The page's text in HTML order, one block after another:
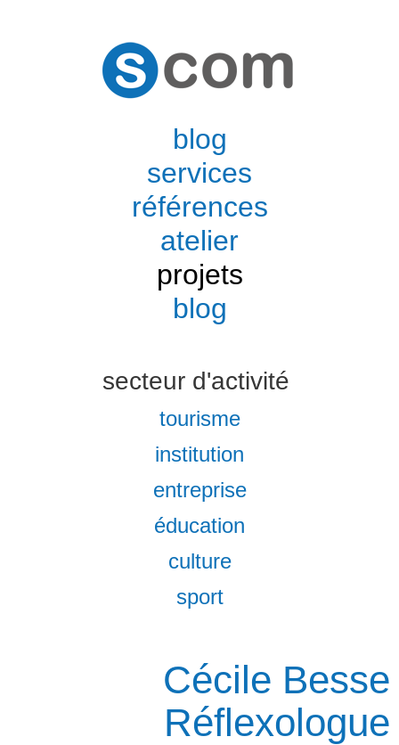
blog
services
références
atelier
projets
blog
secteur d'activité
tourisme
institution
entreprise
éducation
culture
sport
Cécile Besse
Réflexologue